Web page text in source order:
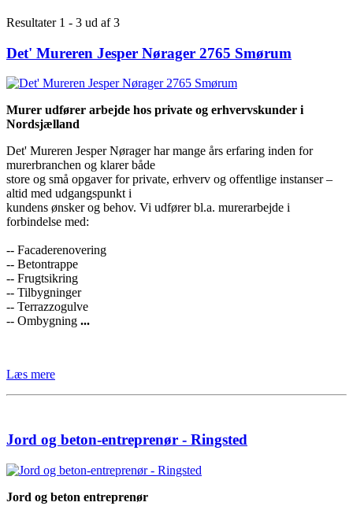
Resultater 1 - 3 ud af 3
Det' Mureren Jesper Nørager 2765 Smørum
Murer udfører arbejde hos private og erhvervskunder i
Nordsjælland
​Det' Mureren Jesper Nørager har mange års erfaring inden for
murerbranchen og klarer både
store og små opgaver for private, erhverv og offentlige instanser –
altid med udgangspunkt i
kundens ønsker og behov. Vi udfører bl.a. murerarbejde i
forbindelse med:
-- Facaderenovering
-- Betontrappe
​-- Frugtsikring
-- Tilbygninger​
-- Terrazzogulve
-- Ombygning​ ...
Læs mere
Jord og beton-entreprenør - Ringsted
Jord og beton entreprenør